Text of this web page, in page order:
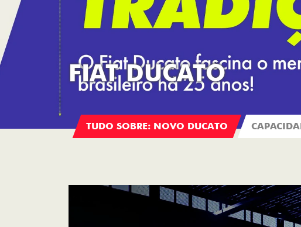
FIAT DUCATO
TUDO SOBRE: NOVO DUCATO